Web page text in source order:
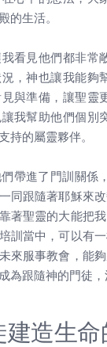
的生活。
看見他們都非常
，神也讓我能夠
與準備，讓聖靈
我幫助他們個別
持的屬靈夥伴。
帶進了門訓關
同跟隨著耶穌來
著聖靈的大能把
訓當中，可以有
來服事教會，能
為跟隨神的門徒，
造生